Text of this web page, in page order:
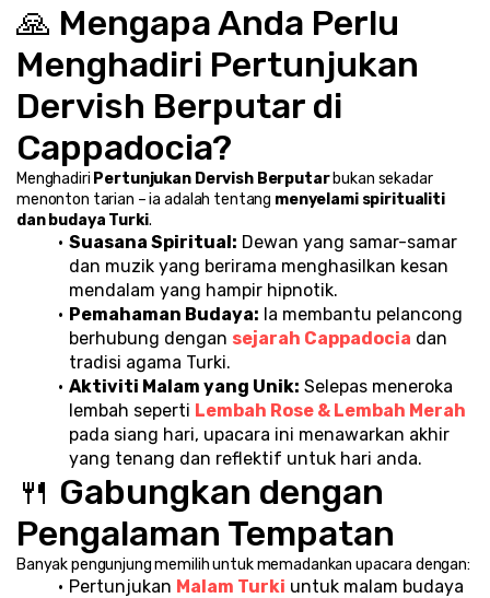
🙏 Mengapa Anda Perlu
Menghadiri Pertunjukan
Dervish Berputar di
Cappadocia?
Menghadiri Pertunjukan Dervish Berputar bukan sekadar
menonton tarian – ia adalah tentang menyelami spiritualiti
dan budaya Turki.
Suasana Spiritual: Dewan yang samar-samar
dan muzik yang berirama menghasilkan kesan
mendalam yang hampir hipnotik.
Pemahaman Budaya: Ia membantu pelancong
berhubung dengan sejarah Cappadocia dan
tradisi agama Turki.
Aktiviti Malam yang Unik: Selepas meneroka
lembah seperti Lembah Rose & Lembah Merah
pada siang hari, upacara ini menawarkan akhir
yang tenang dan reflektif untuk hari anda.
🍴 Gabungkan dengan
Pengalaman Tempatan
Banyak pengunjung memilih untuk memadankan upacara dengan:
Pertunjukan Malam Turki untuk malam budaya